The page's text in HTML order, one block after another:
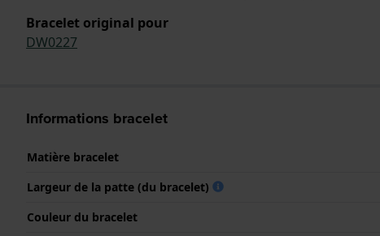
Bracelet original pour
DW0227
Informations bracelet
Matière bracelet
Largeur de la patte (du bracelet)
Couleur du bracelet